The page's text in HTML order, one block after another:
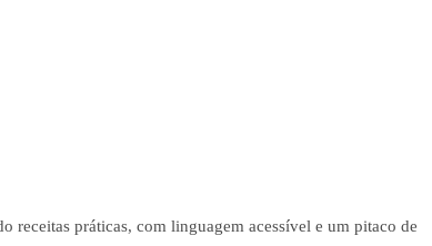
receitas práticas, com linguagem acessível e um pitaco de